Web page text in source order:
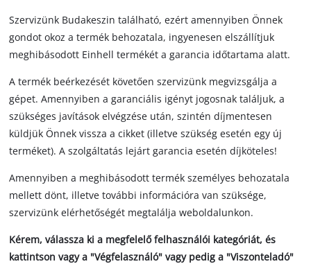
Szervizünk Budakeszin található, ezért amennyiben Önnek
gondot okoz a termék behozatala, ingyenesen elszállítjuk
meghibásodott Einhell termékét a garancia időtartama alatt.
A termék beérkezését követően szervizünk megvizsgálja a
gépet. Amennyiben a garanciális igényt jogosnak találjuk, a
szükséges javítások elvégzése után, szintén díjmentesen
küldjük Önnek vissza a cikket (illetve szükség esetén egy új
terméket). A szolgáltatás lejárt garancia esetén díjköteles!
Amennyiben a meghibásodott termék személyes behozatala
mellett dönt, illetve további információra van szüksége,
szervizünk elérhetőségét megtalálja weboldalunkon.
Kérem, válassza ki a megfelelő felhasználói kategóriát, és
kattintson vagy a "Végfelasználó" vagy pedig a "Viszonteladó"